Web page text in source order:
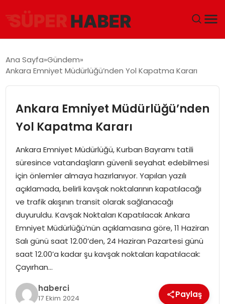
DÜNYA
EĞITIM
EKONOMI
MAGAZIN
SAĞLIK
SIYASET
SPOR
TEKNOLOJI
Ana Sayfa Gündem
Ankara Emniyet Müdürlüğü’nden Yol Kapatma Kararı
Ankara Emniyet Müdürlüğü’nden
Yol Kapatma Kararı
Ankara Emniyet Müdürlüğü, Kurban Bayramı tatili
süresince vatandaşların güvenli seyahat edebilmesi
için önlemler almaya hazırlanıyor. Yapılan yazılı
açıklamada, belirli kavşak noktalarının kapatılacağı
ve trafik akışının transit olarak sağlanacağı
duyuruldu. Kavşak Noktaları Kapatılacak Ankara
Emniyet Müdürlüğü’nün açıklamasına göre, 11 Haziran
Salı günü saat 12.00’den, 24 Haziran Pazartesi günü
saat 12.00’a kadar şu kavşak noktaları kapatılacak:
Çayırhan…
haberci
17 Ekim 2024 Paylaş